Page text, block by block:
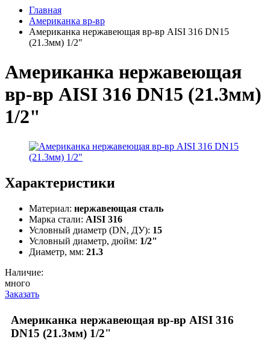
Главная
Американка вр-вр
Американка нержавеющая вр-вр AISI 316 DN15
(21.3мм) 1/2"
Американка нержавеющая
вр-вр AISI 316 DN15 (21.3мм)
1/2"
Характеристики
Материал: нержавеющая сталь
Марка стали: AISI 316
Условный диаметр (DN, ДУ): 15
Условный диаметр, дюйм: 1/2"
Диаметр, мм: 21.3
Наличие:
много
Заказать
Американка нержавеющая вр-вр AISI 316
DN15 (21.3мм) 1/2"